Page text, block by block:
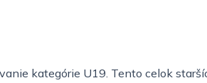
kategórie U19. Tento celok